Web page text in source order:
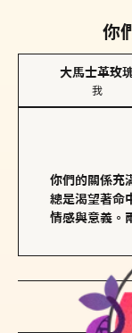
你
大馬士革玫
我
你們的關係充
總是渴望著命
情感與意義。